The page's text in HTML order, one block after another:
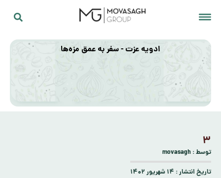
ادویه عزت - سفر به عمق مزه‌ها
۳
توسط :movasagh
تاریخ انتشار : ۱۴ شهریور ۱۴۰۲